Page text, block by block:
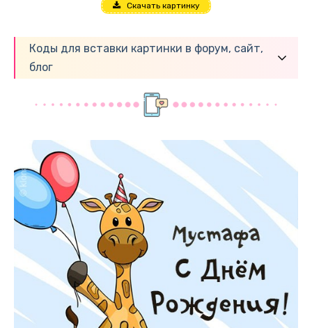
Скачать картинку
Коды для вставки картинки в форум, сайт,
блог